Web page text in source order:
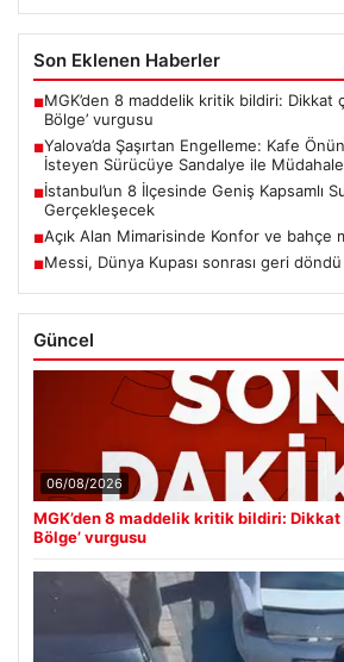
Son Eklenen Haberler
■MGK’den 8 maddelik kritik bildiri: Dikkat
Bölge’ vurgusu
■Yalova’da Şaşırtan Engelleme: Kafe
İsteyen Sürücüye Sandalye ile Müdahale
■İstanbul’un 8 İlçesinde Geniş Kapsamlı
Gerçekleşecek
■Açık Alan Mimarisinde Konfor ve bahçe
■Messi, Dünya Kupası sonrası geri döndü
Güncel
06/08/2026
MGK’den 8 maddelik kritik bildiri: Dikkat
Bölge’ vurgusu